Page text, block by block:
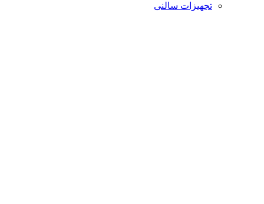
تجهیزات سالنی